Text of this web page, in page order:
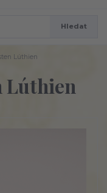
Hledat
Lúthien
Lúthien